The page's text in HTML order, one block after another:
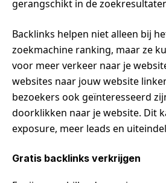
gerangschikt in de
Backlinks helpen niet alleen bij
zoekmachine ranking, maar ze
voor meer verkeer naar je
websites naar jouw website
bezoekers ook geïnteresseerd
doorklikken naar je website. Dit
exposure, meer leads en
Gratis backlinks verkrijgen